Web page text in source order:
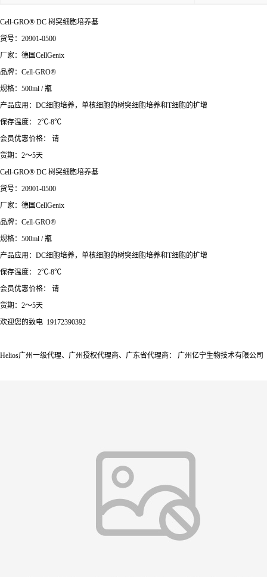
Cell-GRO® DC 树突细胞培养基
货号：20901-0500
厂家：德国CellGenix
品牌：Cell-GRO®
规格：500ml / 瓶
产品应用：DC细胞培养，单核细胞的树突细胞培养和T细胞的扩增
保存温度： 2℃-8℃
会员优惠价格： 请
货期：2～5天
Cell-GRO® DC 树突细胞培养基
货号： 20901-0500
厂家：德国CellGenix
品牌： Cell-GRO®
规格： 500ml /瓶
产品应用： DC细胞培养，单核细胞的树突细胞培养和T细胞的扩增
保存温度：
2℃-8℃
会员优惠价格：
请
货期： 2～5天
欢迎您的致电 19172390392
Helios广州一级代理、广州授权代理商、广东省代理商： 广州亿宁生物技术有限公司